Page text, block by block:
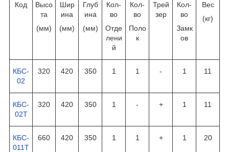
Код
Высо
та
(мм)
Шир
ина
(мм)
Глуб
ина
(мм)
Кол-
во
Отде
лени
й
Кол-
во
Поло
к
Трей
зер
Кол-
во
Замк
ов
Вес
(кг)
КБС-
02
320 420 350 1 1 - 1 11
КБС-
02Т
320 420 350 1 - + 1 11
КБС-
011Т
660 420 350 1 1 + 1 20